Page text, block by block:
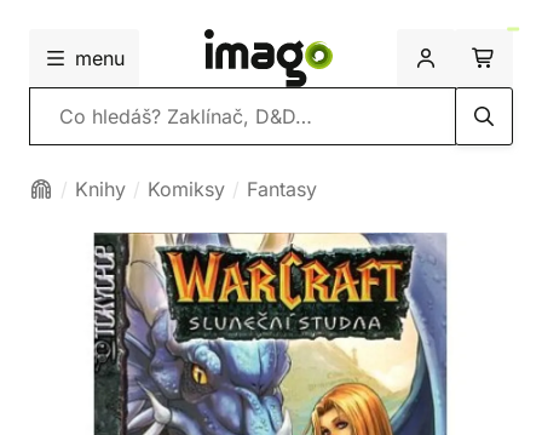
menu
Vyhledávání
Knihy Komiksy Fantasy